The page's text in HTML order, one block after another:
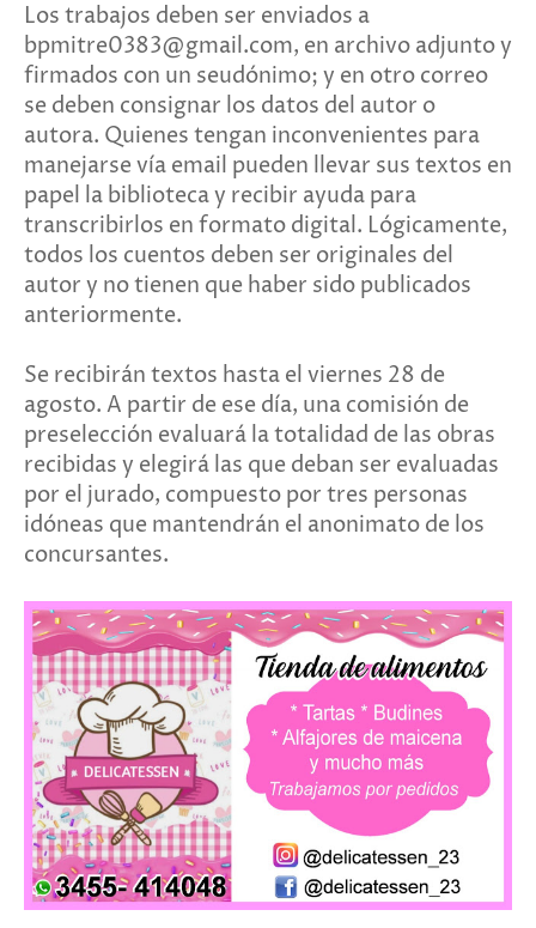
Los trabajos deben ser enviados a
bpmitre0383@gmail.com, en archivo adjunto y
firmados con un seudónimo; y en otro correo
se deben consignar los datos del autor o
autora. Quienes tengan inconvenientes para
manejarse vía email pueden llevar sus textos en
papel la biblioteca y recibir ayuda para
transcribirlos en formato digital. Lógicamente,
todos los cuentos deben ser originales del
autor y no tienen que haber sido publicados
anteriormente.
Se recibirán textos hasta el viernes 28 de
agosto. A partir de ese día, una comisión de
preselección evaluará la totalidad de las obras
recibidas y elegirá las que deban ser evaluadas
por el jurado, compuesto por tres personas
idóneas que mantendrán el anonimato de los
concursantes.